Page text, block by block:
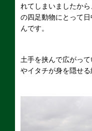
れてしまいましたか
の四足動物にとって
んです。
土手を挟んで広がっ
やイタチが身を隠せる